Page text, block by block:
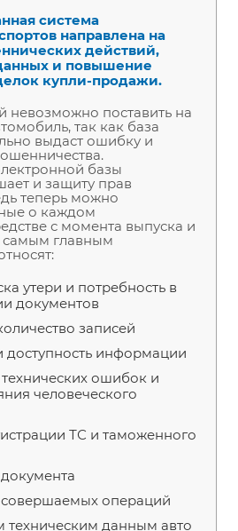
система
направлена на
действий,
и повышение
купли-продажи.
невозможно поставить на
так как база
выдаст ошибку и
базы
и защиту прав
теперь можно
о каждом
с момента выпуска и
самым главным
утери и потребность в
документов
записей
доступность информации
ошибок и
человеческого
ТС и таможенного
совершаемых операций
техническим данным авто